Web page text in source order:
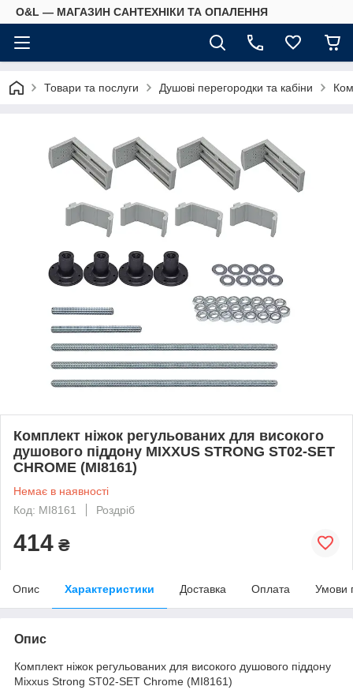
O&L — МАГАЗИН САНТЕХНІКИ ТА ОПАЛЕННЯ
Товари та послуги Душові перегородки та кабіни
Комплект ніжок регульованих для високого
душового піддону MIXXUS STRONG ST02-SET
CHROME (MI8161)
Немає в наявності
Код: MI8161
Роздріб
414 ₴
Опис Характеристики Доставка Оплата Умови
Опис
Комплект ніжок регульованих для високого душового піддону
Mixxus Strong ST02-SET Chrome (MI8161)